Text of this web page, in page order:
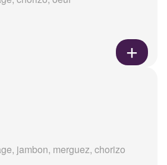
jambon, merguez, chorizo